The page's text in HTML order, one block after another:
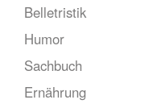
Belletristik
Humor
Sachbuch
Ernährung